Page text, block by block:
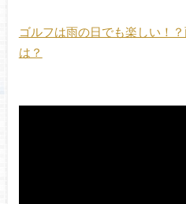
ゴルフは雨の日でも楽しい！
は？